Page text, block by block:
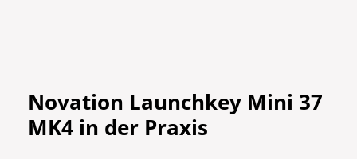
Novation Launchkey Mini 37
MK4 in der Praxis